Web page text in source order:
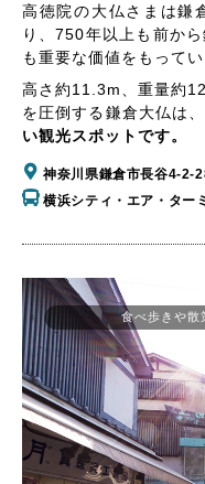
高徳院の大仏さまは鎌
り、750年以上も前か
も重要な価値をもってい
高さ約11.3m、重量約
を圧倒する鎌倉大仏は、
い観光スポットです。
神奈川県鎌倉市長谷4-2-
横浜シティ・エア・ター
食べ歩きや散